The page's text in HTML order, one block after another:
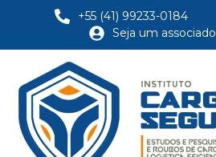
+55 (41) 99233-0184
Seja um associado